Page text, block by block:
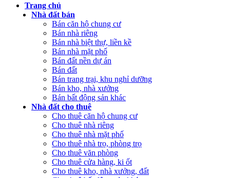
Trang chủ
Nhà đất bán
Bán căn hộ chung cư
Bán nhà riêng
Bán nhà biệt thự, liền kề
Bán nhà mặt phố
Bán đất nền dự án
Bán đất
Bán trang trại, khu nghỉ dưỡng
Bán kho, nhà xưởng
Bán bất động sản khác
Nhà đất cho thuê
Cho thuê căn hộ chung cư
Cho thuê nhà riêng
Cho thuê nhà mặt phố
Cho thuê nhà trọ, phòng trọ
Cho thuê văn phòng
Cho thuê cửa hàng, ki ốt
Cho thuê kho, nhà xưởng, đất